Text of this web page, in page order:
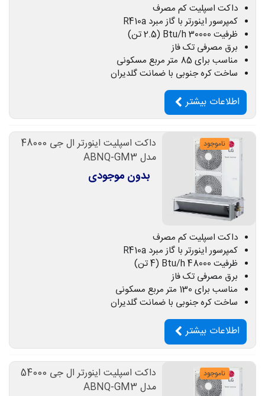
داکت اسپلیت کم مصرف
کمپرسور اینورتر با گاز مبرد R410a
ظرفیت 30000 Btu/h (2.5 تن)
برق مصرفی تک فاز
مناسب برای 85 متر مربع مسکونی
ساخت کره جنوبی با ضمانت گلدیران
اطلاعات بیشتر
ناموجود
داکت اسپلیت اینورتر ال جی 48000
مدل ABNQ-GM3
بدون موجودی
داکت اسپلیت کم مصرف
کمپرسور اینورتر با گاز مبرد R410a
ظرفیت 48000 Btu/h (4 تن)
برق مصرفی تک فاز
مناسب برای 130 متر مربع مسکونی
ساخت کره جنوبی با ضمانت گلدیران
اطلاعات بیشتر
ناموجود
داکت اسپلیت اینورتر ال جی 54000
مدل ABNQ-GM3